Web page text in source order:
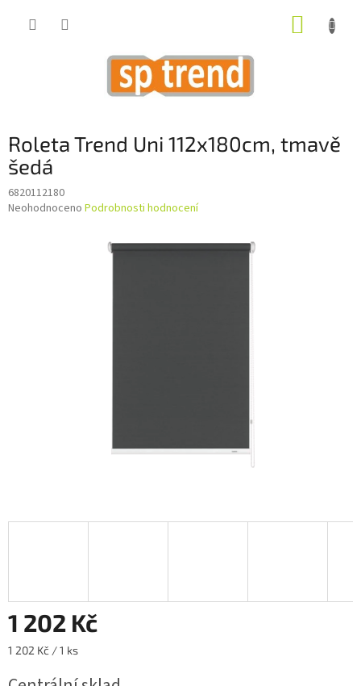
Roleta Trend Uni 112x180cm, tmavě
šedá
6820112180
Průměrné
Neohodnoceno Podrobnosti hodnocení
1 202 Kč
Měrná
1 202 Kč / 1 ks